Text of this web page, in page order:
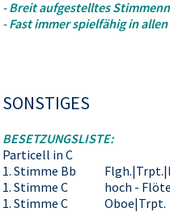
- Breit aufgestelltes
- Fast immer spielfähig in
SONSTIGES
BESETZUNGSLISTE:
Particell in C
1. Stimme Bb
1. Stimme C
hoch - Flöte
1. Stimme C
Oboe|Trpt.